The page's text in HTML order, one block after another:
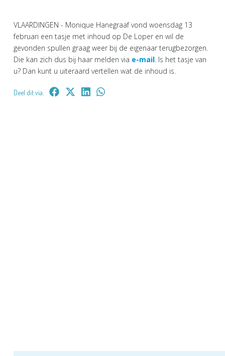
VLAARDINGEN - Monique Hanegraaf vond woensdag 13
februari een tasje met inhoud op De Loper en wil de
gevonden spullen graag weer bij de eigenaar terugbezorgen.
Die kan zich dus bij haar melden via e-mail . Is het tasje van
u? Dan kunt u uiteraard vertellen wat de inhoud is.
Deel dit via: